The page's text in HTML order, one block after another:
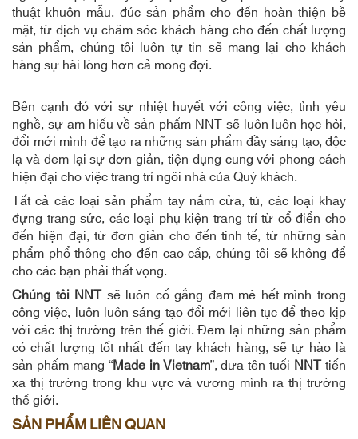
thuật khuôn mẫu, đúc sản phẩm cho đến hoàn thiện bề
mặt, từ dịch vụ chăm sóc khách hàng cho đến chất lượng
sản phẩm, chúng tôi luôn tự tin sẽ mang lại cho khách
hàng sự hài lòng hơn cả mong đợi.
Bên cạnh đó với sự nhiệt huyết với công việc, tình yêu
nghề, sự am hiểu về sản phẩm NNT sẽ luôn luôn học hỏi,
đổi mới mình để tạo ra những sản phẩm đầy sáng tạo, độc
lạ và đem lại sự đơn giản, tiện dụng cung với phong cách
hiện đại cho việc trang trí ngôi nhà của Quý khách.
Tất cả các loại sản phẩm tay nắm cửa, tủ, các loại khay
đựng trang sức, các loại phụ kiện trang trí từ cổ điển cho
đến hiện đại, từ đơn giản cho đến tinh tế, từ những sản
phẩm phổ thông cho đến cao cấp, chúng tôi sẽ không để
cho các bạn phải thất vọng.
Chúng tôi NNTsẽ luôn cố gắng đam mê hết mình trong
công việc, luôn luôn sáng tạo đổi mới liên tục để theo kịp
với các thị trường trên thế giới. Đem lại những sản phẩm
có chất lượng tốt nhất đến tay khách hàng, sẽ tự hào là
sản phẩm mang “Made in Vietnam”, đưa tên tuổi NNTtiến
xa thị trường trong khu vực và vương mình ra thị trường
thế giới.
SẢN PHẨM LIÊN QUAN